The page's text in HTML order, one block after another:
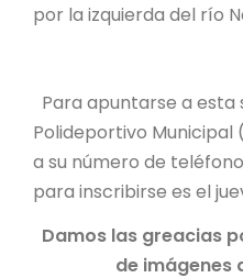
por la izquierda del río
Para apuntarse a esta
Polideportivo Municipal
a su número de
para inscribirse es el
Damos las greacias
de imágenes